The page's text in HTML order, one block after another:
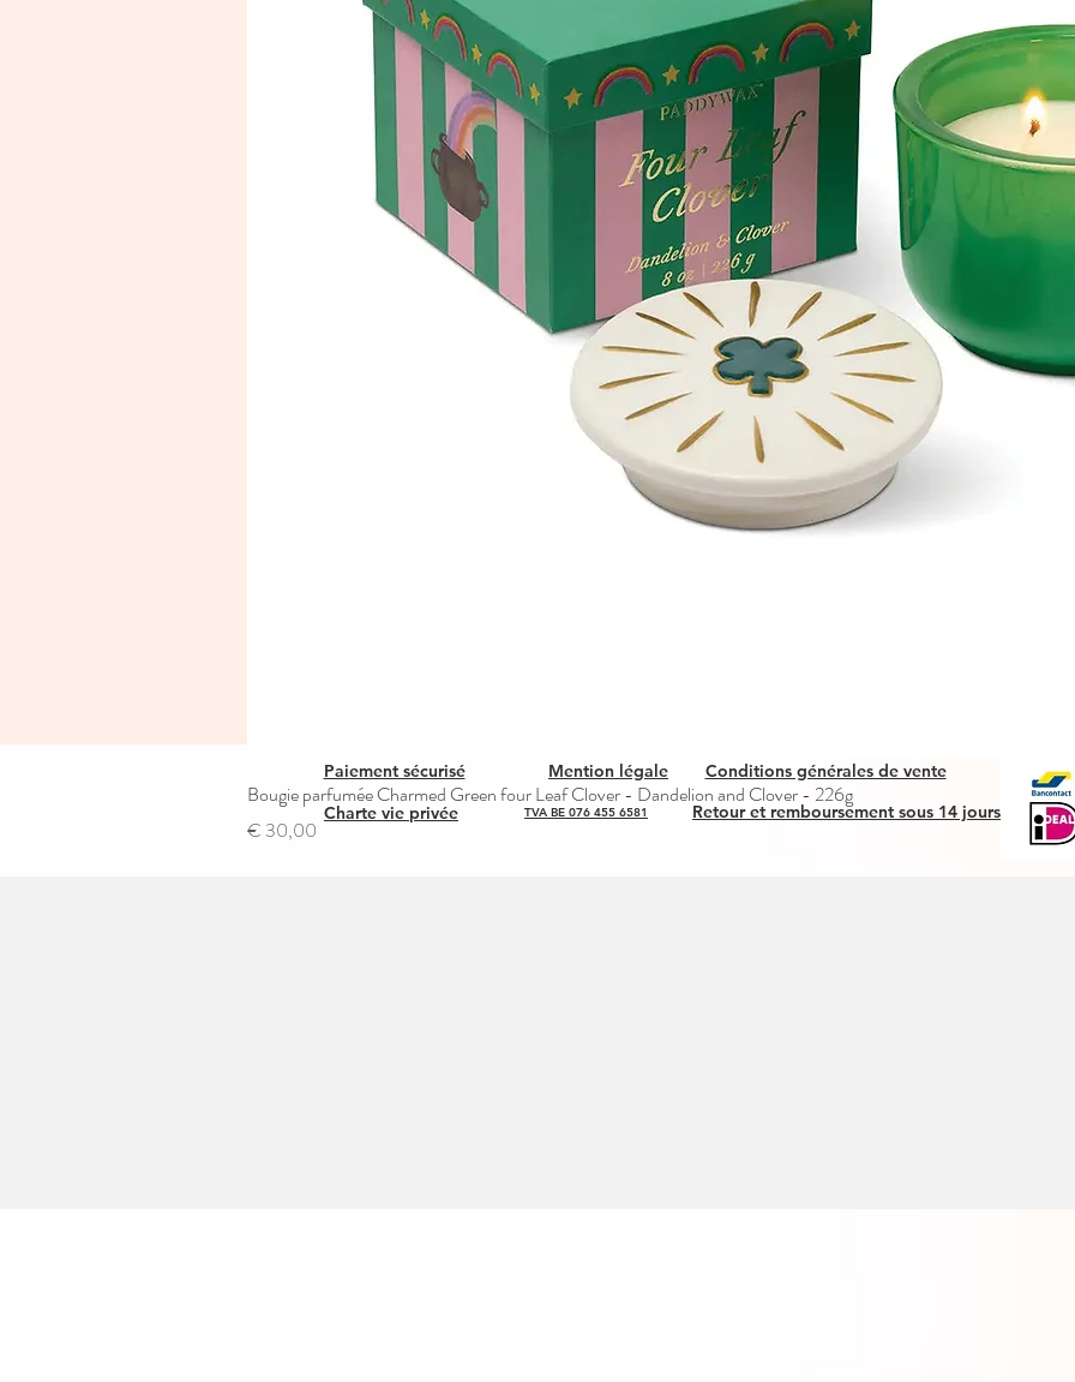
Snel overzicht
Bougie parfumée Charmed Green four Leaf Clover - Dandelion and Clover - 226g
Prijs
€ 30,00
Paiement sécurisé Mention légale
Conditions générales de vente
Charte vie privée
Retour et remboursement sous 14 jours
TVA BE 076 455 6581